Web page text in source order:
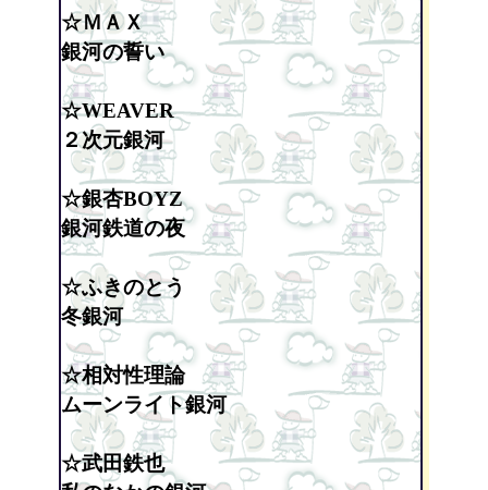
☆ＭＡＸ
銀河の誓い
☆WEAVER
２次元銀河
☆銀杏BOYZ
銀河鉄道の夜
☆ふきのとう
冬銀河
☆相対性理論
ムーンライト銀河
☆武田鉄也